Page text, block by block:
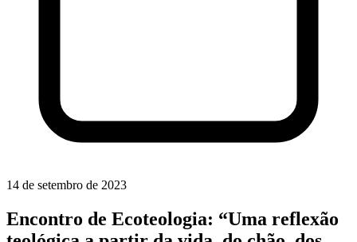
14 de setembro de 2023
Encontro de Ecoteologia: “Uma reflexão